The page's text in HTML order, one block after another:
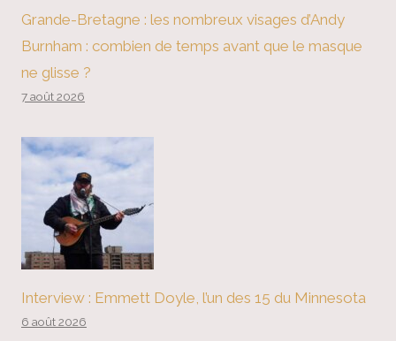
Grande-Bretagne : les nombreux visages d’Andy
Burnham : combien de temps avant que le masque
ne glisse ?
7 août 2026
Interview : Emmett Doyle, l’un des 15 du Minnesota
6 août 2026